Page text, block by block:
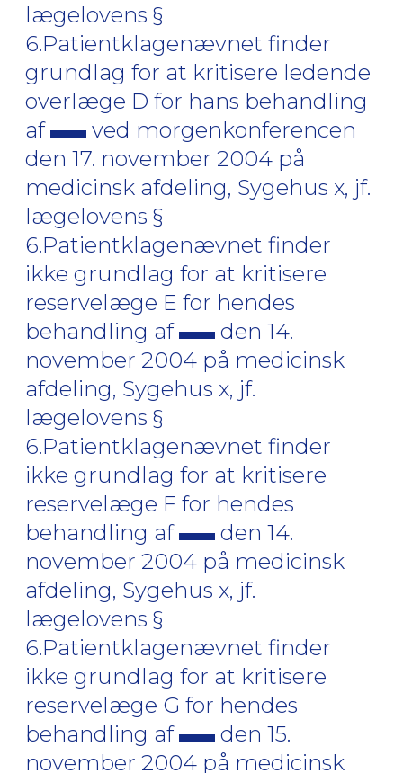
lægelovens §
6.Patientklagenævnet finder
grundlag for at kritisere ledende
overlæge D for hans behandling
af
ved morgenkonferencen
den 17. november 2004 på
medicinsk afdeling, Sygehus x, jf.
lægelovens §
6.Patientklagenævnet finder
ikke grundlag for at kritisere
reservelæge E for hendes
behandling af
den 14.
november 2004 på medicinsk
afdeling, Sygehus x, jf.
lægelovens §
6.Patientklagenævnet finder
ikke grundlag for at kritisere
reservelæge F for hendes
behandling af
den 14.
november 2004 på medicinsk
afdeling, Sygehus x, jf.
lægelovens §
6.Patientklagenævnet finder
ikke grundlag for at kritisere
reservelæge G for hendes
behandling af
den 15.
november 2004 på medicinsk